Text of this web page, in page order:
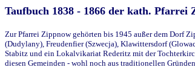
Taufbuch 1838 - 1866 der kath. Pfarrei
Zur Pfarrei Zippnow gehörten bis 1945 außer dem Dorf
(Dudylany), Freudenfier (Szwecja), Klawittersdorf
Stabitz und ein Lokalvikariat Rederitz mit der
diesen Gemeinden - wohl noch aus traditionellen